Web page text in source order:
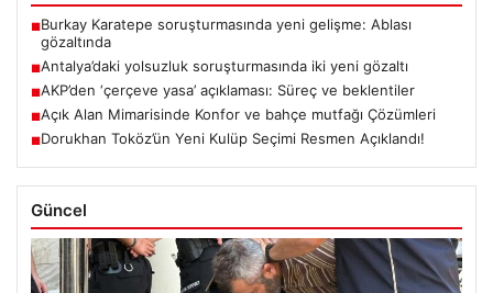
■Burkay Karatepe soruşturmasında yeni gelişme: Ablası
gözaltında
■Antalya’daki yolsuzluk soruşturmasında iki yeni gözaltı
■AKP’den ‘çerçeve yasa’ açıklaması: Süreç ve beklentiler
■Açık Alan Mimarisinde Konfor ve bahçe mutfağı Çözümleri
■Dorukhan Toköz’ün Yeni Kulüp Seçimi Resmen Açıklandı!
Güncel